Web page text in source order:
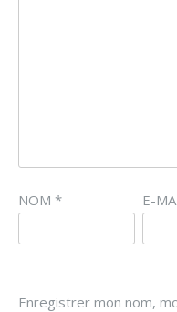
NOM * E-
Enregistrer mon nom,